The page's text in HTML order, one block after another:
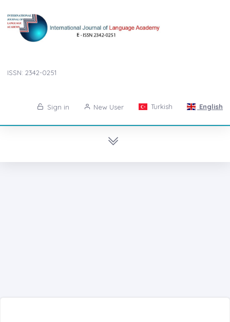
ISSN: 2342-0251
Sign in New User Turkish English